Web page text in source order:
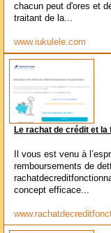
chacun peut d'ores et
traitant de la...
www.iukulele.com
Le rachat de crédit et la
Il vous est venu à
remboursements de
concept efficace...